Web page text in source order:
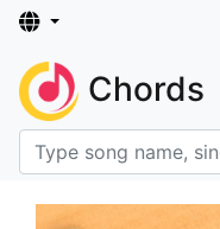
Chords